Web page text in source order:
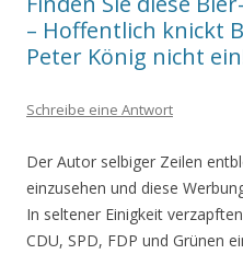
– Hoffentlich knickt
Peter König nicht
Schreibe eine Antwort
Der Autor selbiger Zeilen
einzusehen und diese
In seltener Einigkeit
CDU, SPD, FDP und Grünen